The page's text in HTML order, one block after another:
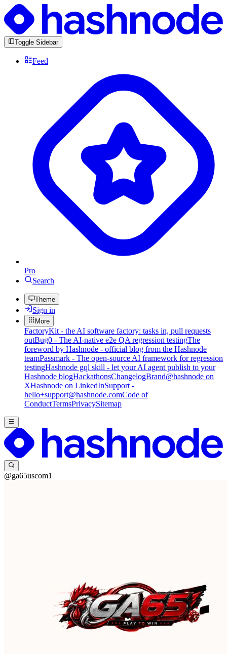
Toggle Sidebar
Feed
Pro
Search
Theme
Sign in
More
FactoryKit - the AI software factory: tasks in, pull requests
outBug0 - The AI-native e2e QA regression testingThe
foreword by Hashnode - official blog from the Hashnode
teamPassmark - The open-source AI framework for regression
testingHashnode gql skill - let your AI agent publish to your
Hashnode blogHackathonsChangelogBrand@hashnode on
XHashnode on LinkedInSupport -
hello+support@hashnode.comCode of
ConductTermsPrivacySitemap
@ga65uscom1